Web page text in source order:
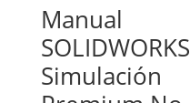
Manual
SOLIDWORKS
Simulación